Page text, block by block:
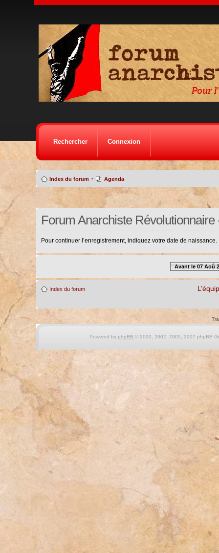
Rechercher Connexion
Index du forum • Agenda
Forum Anarchiste
Pour continuer l’enregistrement, indiquez votre date de naissance.
Avant le 07 Aoû
Index du forum
Powered by phpBB © 2000, 2002, 2005, 2007 phpBB